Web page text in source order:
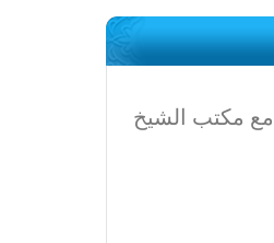
مع مكتب الشيخ